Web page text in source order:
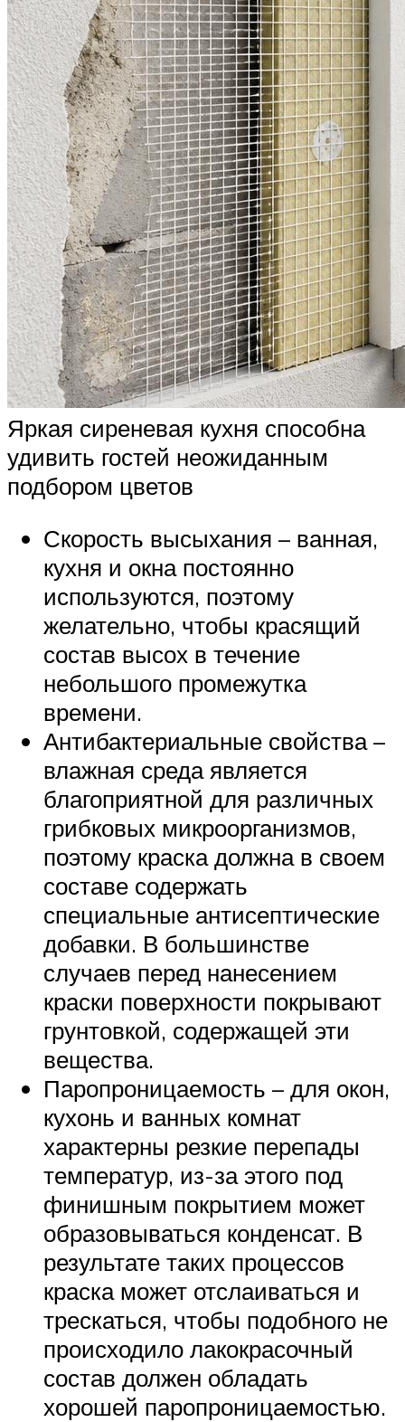
Яркая сиреневая кухня способна
удивить гостей неожиданным
подбором цветов
Скорость высыхания – ванная,
кухня и окна постоянно
используются, поэтому
желательно, чтобы красящий
состав высох в течение
небольшого промежутка
времени.
Антибактериальные свойства –
влажная среда является
благоприятной для различных
грибковых микроорганизмов,
поэтому краска должна в своем
составе содержать
специальные антисептические
добавки. В большинстве
случаев перед нанесением
краски поверхности покрывают
грунтовкой, содержащей эти
вещества.
Паропроницаемость – для окон,
кухонь и ванных комнат
характерны резкие перепады
температур, из-за этого под
финишным покрытием может
образовываться конденсат. В
результате таких процессов
краска может отслаиваться и
трескаться, чтобы подобного не
происходило лакокрасочный
состав должен обладать
хорошей паропроницаемостью.